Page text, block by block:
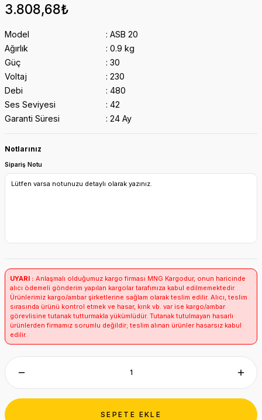
3.808,68₺
Model
ASB 20
Ağırlık
0.9 kg
Güç
30
Voltaj
230
Debi
480
Ses Seviyesi
42
Garanti Süresi
24 Ay
Notlarınız
Sipariş Notu
UYARI : Anlaşmalı olduğumuz kargo firması MNG Kargodur, onun haricinde
alıcı ödemeli gönderim yapılan kargolar tarafımıza kabul edilmemektedir.
Ürünlerimiz kargo/ambar şirketlerine sağlam olarak teslim edilir. Alıcı, teslim
sırasında ürünü kontrol etmek ve hasar, kırık vb. var ise kargo/ambar
görevlisine tutanak tutturmakla yükümlüdür. Tutanak tutulmayan hasarlı
ürünlerden firmamız sorumlu değildir; teslim alınan ürünler hasarsız kabul
edilir.
SEPETE EKLE